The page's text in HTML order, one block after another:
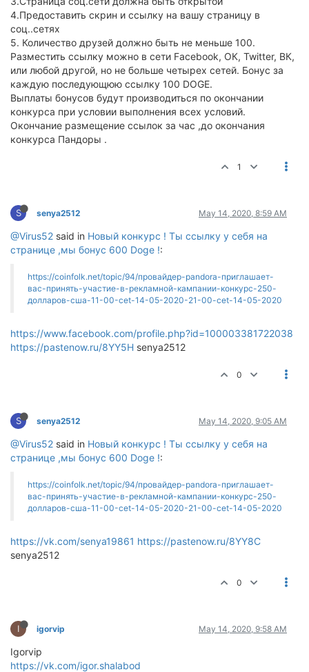
4.Предоставить скрин и ссылку на вашу страницу в
соц..сетях
5. Количество друзей должно быть не меньше 100.
Разместить ссылку можно в сети Facebook, ОК, Twitter, ВК,
или любой другой, но не больше четырех сетей. Бонус за
каждую последующюю ссылку 100 DOGE.
Выплаты бонусов будут производиться по окончании
конкурса при условии выполнения всех условий.
Окончание размещение ссылок за час ,до окончания
конкурса Пандоры .
1
S senya2512 May 14, 2020, 8:59 AM
@Virus52 said in Новый конкурс ! Ты ссылку у себя на
странице ,мы бонус 600 Doge !:
https://coinfolk.net/topic/94/провайдер-pandora-приглашает-
вас-принять-участие-в-рекламной-кампании-конкурс-250-
долларов-сша-11-00-cet-14-05-2020-21-00-cet-14-05-2020
https://www.facebook.com/profile.php?id=100003381722038
https://pastenow.ru/8YY5H senya2512
0
S senya2512 May 14, 2020, 9:05 AM
@Virus52 said in Новый конкурс ! Ты ссылку у себя на
странице ,мы бонус 600 Doge !:
https://coinfolk.net/topic/94/провайдер-pandora-приглашает-
вас-принять-участие-в-рекламной-кампании-конкурс-250-
долларов-сша-11-00-cet-14-05-2020-21-00-cet-14-05-2020
https://vk.com/senya19861 https://pastenow.ru/8YY8C
senya2512
0
I igorvip May 14, 2020, 9:58 AM
Igorvip
https://vk.com/igor.shalabod